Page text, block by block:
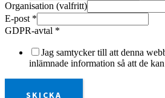
Organisation (valfritt)
E-post *
GDPR-avtal *
Jag samtycker till att denna
inlämnade information så att de
SKICKA